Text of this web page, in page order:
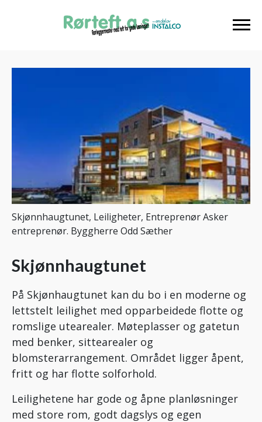
Skjønnhaugtunet, Leiligheter, Entreprenør Asker
entreprenør. Byggherre Odd Sæther
Skjønnhaugtunet
På Skjønhaugtunet kan du bo i en moderne og
lettstelt leilighet med opparbeidede flotte og
romslige utearealer. Møteplasser og gatetun
med benker, sittearealer og
blomsterarrangement. Området ligger åpent,
fritt og har flotte solforhold.
Leilighetene har gode og åpne planløsninger
med store rom, godt dagslys og egen